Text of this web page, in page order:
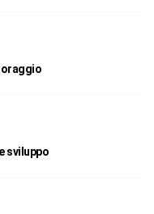
sviluppo